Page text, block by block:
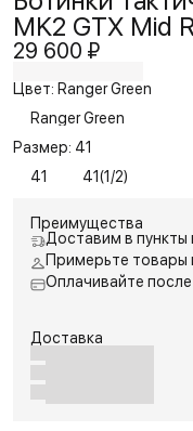
MK2 GTX Mid
29 600 ₽
Цвет: Ranger Green
Ranger Green
Размер: 41
41
41(1/2)
Преимущества
Доставим в
Примерьте товары
Оплачивайте
Доставка